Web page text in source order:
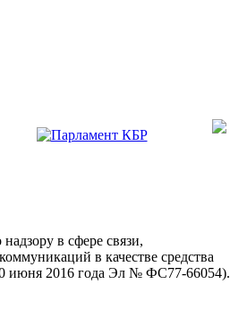
в сфере связи,
в качестве средства
июня 2016 года Эл № ФС77-66054).